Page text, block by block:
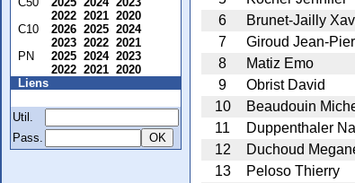
2022 2021 2020
C10
2026 2025 2024
2023 2022 2021
PN
2025 2024 2023
2022 2021 2020
Liens
Util.
Pass.
6
Brunet-Jailly
7
Giroud Jean-
8
Matiz Emo
9
Obrist David
10
Beaudouin
11
Duppenthaler
12
Duchoud
13
Peloso Thierry